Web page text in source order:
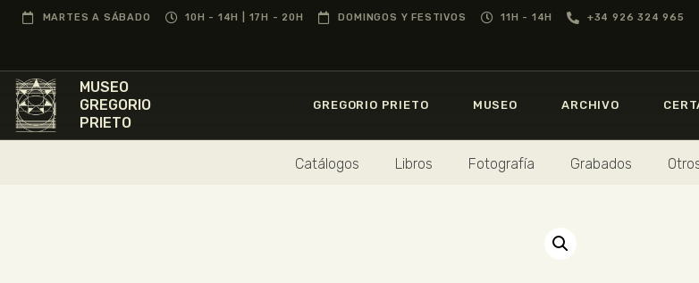
MARTES A SÁBADO 10H - 14H | 17H - 20H DOMINGOS Y FESTIVOS 11H - 14H +34 926 324 965
MUSEO
GREGORIO
PRIETO
GREGORIO PRIETO MUSEO ARCHIVO
Catálogos Libros Fotografía Grabados
MUSEO
PRIETO
GREGORIO PRIETO
MUSEO
ARCHIVO
CERTAMEN DE
FUNDACIÓN